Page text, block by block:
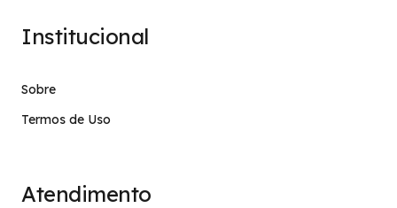
Institucional
Sobre
Termos de Uso
Atendimento